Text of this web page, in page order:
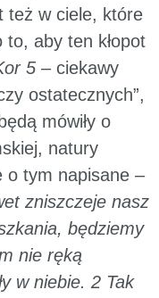
też w ciele, które
to, aby ten kłopot
5– ciekawy
ostatecznych”,
mówiły o
natury
o tym napisane –
zniszczeje nasz
będziemy
nie ręką
w niebie. 2 Tak